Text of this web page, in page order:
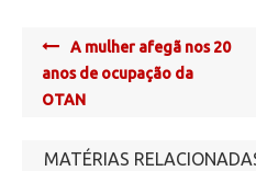
Post
navigation
A mulher afegã nos 20
anos de ocupação da
OTAN
MATÉRIAS